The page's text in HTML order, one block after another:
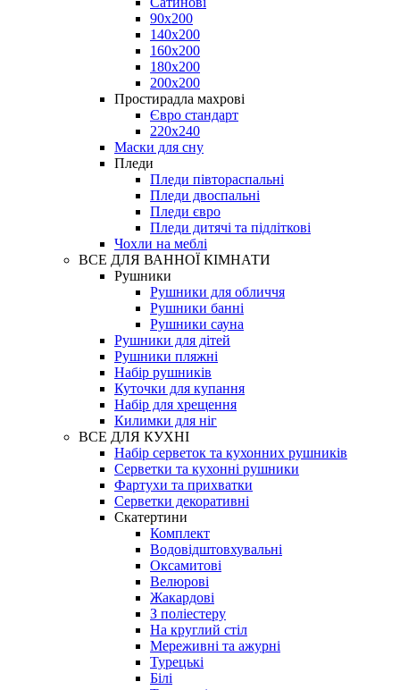
90х200
140х200
160х200
180х200
200х200
Простирадла махрові
Євро стандарт
220х240
Маски для сну
Пледи
Пледи півтораспальні
Пледи двоспальні
Пледи євро
Пледи дитячі та підліткові
Чохли на меблі
ВСЕ ДЛЯ ВАННОЇ КІМНАТИ
Рушники
Рушники для обличчя
Рушники банні
Рушники сауна
Рушники для дітей
Рушники пляжні
Набір рушників
Куточки для купання
Набір для хрещення
Килимки для ніг
ВСЕ ДЛЯ КУХНІ
Набір серветок та кухонних рушників
Серветки та кухонні рушники
Фартухи та прихватки
Серветки декоративні
Скатертини
Комплект
Водовідштовхувальні
Оксамитові
Велюрові
Жакардові
З поліестеру
На круглий стіл
Мереживні та ажурні
Турецькі
Білі